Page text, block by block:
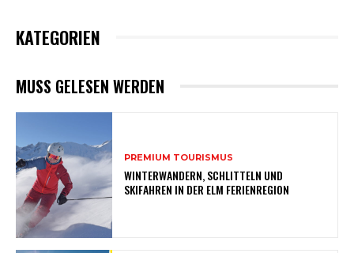
KATEGORIEN
MUSS GELESEN WERDEN
PREMIUM TOURISMUS
WINTERWANDERN, SCHLITTELN UND
SKIFAHREN IN DER ELM FERIENREGION